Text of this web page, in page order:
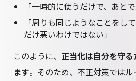
「一時的に使うだけで、あと
「周りも同じようなことをし
だけ悪いわけではない」
このように、 正当化は自分を守
ます。そのため、不正対策では